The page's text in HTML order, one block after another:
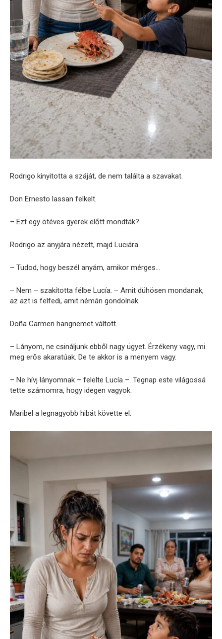
Rodrigo kinyitotta a száját, de nem találta a szavakat.
Don Ernesto lassan felkelt.
– Ezt egy ötéves gyerek előtt mondták?
Rodrigo az anyjára nézett, majd Luciára.
– Tudod, hogy beszél anyám, amikor mérges…
– Nem – szakította félbe Lucía. – Amit dühösen mondanak,
az azt is felfedi, amit némán gondolnak.
Doña Carmen hangnemet váltott.
– Lányom, ne csináljunk ebből nagy ügyet. Érzékeny vagy, mi
meg erős akaratúak. De te akkor is a menyem vagy.
– Ne hívj lányomnak – felelte Lucía –. Tegnap este világossá
tette számomra, hogy idegen vagyok.
Maribel a legnagyobb hibát követte el.